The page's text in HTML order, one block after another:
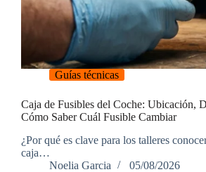
Guías técnicas
Caja de Fusibles del Coche: Ubicación,
Cómo Saber Cuál Fusible Cambiar
¿Por qué es clave para los talleres
caja…
Noelia Garcia
05/08/2026